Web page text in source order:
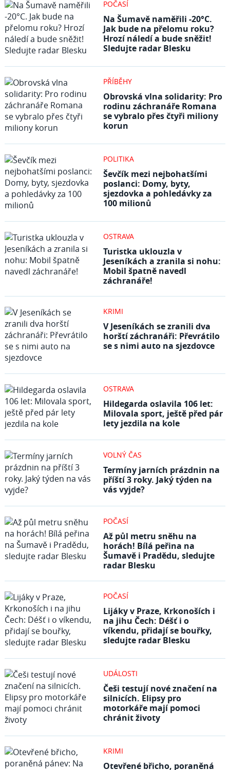
POČASÍ
Na Šumavě naměřili -20°C.
Jak bude na přelomu roku?
Hrozí náledí a bude sněžit!
Sledujte radar Blesku
PŘÍBĚHY
Obrovská vlna solidarity: Pro
rodinu záchranáře Romana
se vybralo přes čtyři miliony
korun
POLITIKA
Ševčík mezi nejbohatšími
poslanci: Domy, byty,
sjezdovka a pohledávky za
100 milionů
OSTRAVA
Turistka uklouzla v
Jeseníkách a zranila si nohu:
Mobil špatně navedl
záchranáře!
KRIMI
V Jeseníkách se zranili dva
horští záchranáři: Převrátilo
se s nimi auto na sjezdovce
OSTRAVA
Hildegarda oslavila 106 let:
Milovala sport, ještě před pár
lety jezdila na kole
VOLNÝ ČAS
Termíny jarních prázdnin na
příští 3 roky. Jaký týden na
vás vyjde?
POČASÍ
Až půl metru sněhu na
horách! Bílá peřina na
Šumavě i Pradědu, sledujte
radar Blesku
POČASÍ
Lijáky v Praze, Krkonoších i
na jihu Čech: Déšť i o
víkendu, přidají se bouřky,
sledujte radar Blesku
UDÁLOSTI
Češi testují nové značení na
silnicích. Elipsy pro
motorkáře mají pomoci
chránit životy
KRIMI
Otevřené břicho, poraněná